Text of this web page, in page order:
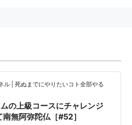
ル | 死ぬまでにやりたいコト全部やる
の上級コースにチャレンジ
無阿弥陀仏［#52］